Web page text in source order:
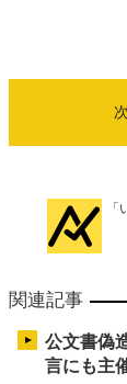
関連記事
公文書偽
言にも主